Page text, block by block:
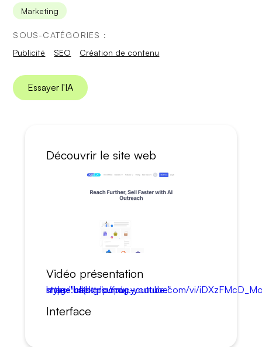
Marketing
SOUS-CATÉGORIES :
Publicité
SEO Création de contenu
Essayer l'IA
Découvrir le site web
Vidéo présentation
https:" class="popup-youtube" style="background-image:url(https://
Interface